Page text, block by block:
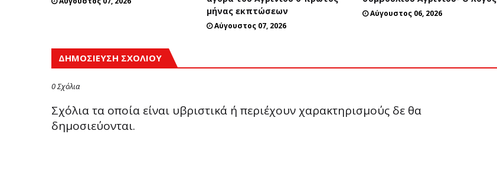
μήνας εκπτώσεων
Αύγουστος 07, 2026
Αύγουστος 06, 2026
ΔΗΜΟΣΊΕΥΣΗ ΣΧΟΛΊΟΥ
0 Σχόλια
Σχόλια τα οποία είναι υβριστικά ή περιέχουν χαρακτηρισμούς δε θα
δημοσιεύονται.